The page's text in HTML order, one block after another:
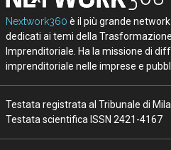
Nextwork360 è il più grande
dedicati ai temi della
Imprenditoriale. Ha la missione di
imprenditoriale nelle imprese e
Testata registrata al Tribunale di
Testata scientifica ISSN 2421-4167